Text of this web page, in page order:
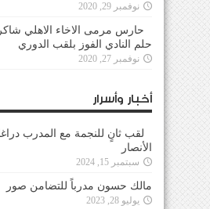
نوفمبر 29, 2020
حارس مرمى الاخاء الاهلي
حلم النادي الفوز بلقب الدوري
نوفمبر 27, 2020
أخبار وأسرار
لقب ثانٍ للنجمة مع المدرب
الأنصار
سبتمبر 15, 2024
مالك حسون مدرباً للتضامن صور
يوليو 28, 2023